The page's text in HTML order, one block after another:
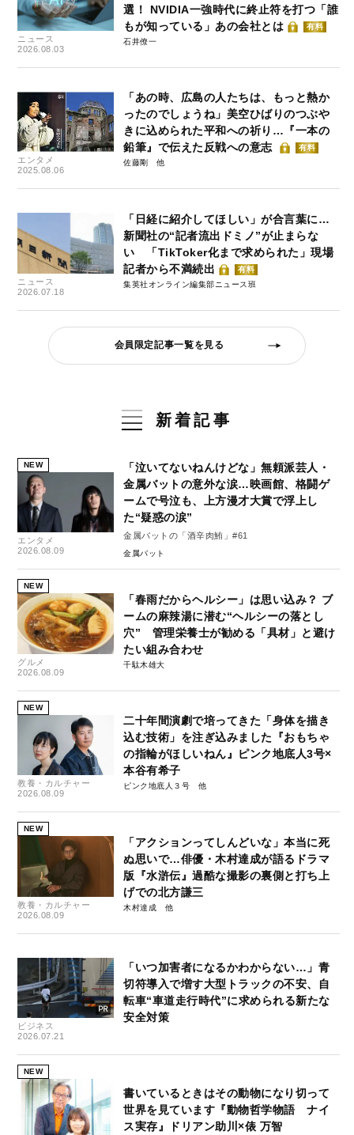
ニュース
2026.08.03
選！ NVIDIA一強時代に終止符を打つ「誰
もが知っている」あの会社とは
有料
石井僚一
エンタメ
2025.08.06
「あの時、広島の人たちは、もっと熱か
ったのでしょうね」美空ひばりのつぶや
きに込められた平和への祈り…『一本の
鉛筆』で伝えた反戦への意志
有料
佐藤剛
ニュース
2026.07.18
「日経に紹介してほしい」が合言葉に…
新聞社の“記者流出ドミノ”が止まらな
い 「TikToker化まで求められた」現場
記者から不満続出
有料
集英社オンライン編集部ニュース班
会員限定記事一覧を見る
新着記事
NEW
エンタメ
2026.08.09
「泣いてないねんけどな」無頼派芸人・
金属バットの意外な涙…映画館、格闘ゲ
ームで号泣も、上方漫才大賞で浮上し
た“疑惑の涙”
金属バットの「酒辛肉鮪」#61
金属バット
NEW
グルメ
2026.08.09
「春雨だからヘルシー」は思い込み？ ブ
ームの麻辣湯に潜む“ヘルシーの落とし
穴” 管理栄養士が勧める「具材」と避け
たい組み合わせ
千駄木雄大
NEW
教養・カルチャー
2026.08.09
二十年間演劇で培ってきた「身体を描き
込む技術」を注ぎ込みました『おもちゃ
の指輪がほしいねん』ピンク地底人3号×
本谷有希子
ピンク地底人３号
NEW
教養・カルチャー
2026.08.09
「アクションってしんどいな」本当に死
ぬ思いで…俳優・木村達成が語るドラマ
版『水滸伝』過酷な撮影の裏側と打ち上
げでの北方謙三
木村達成
ビジネス
2026.07.21
「いつ加害者になるかわからない…」青
切符導入で増す大型トラックの不安、自
転車“車道走行時代”に求められる新たな
安全対策
NEW
書いているときはその動物になり切って
世界を見ています『動物哲学物語 ナイ
ス実存』ドリアン助川×俵 万智